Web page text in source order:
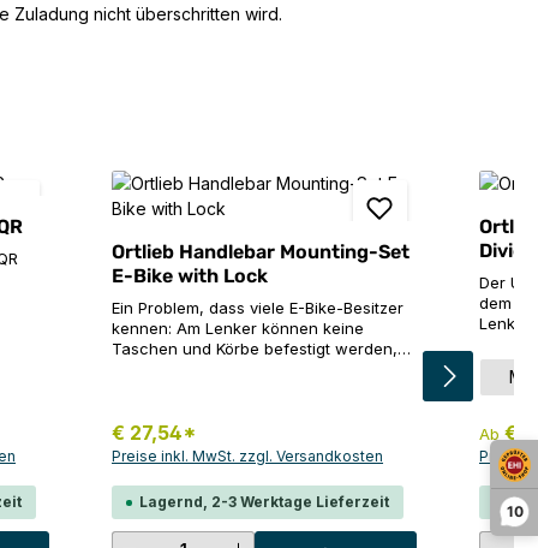
10
Zuladung nicht überschritten wird.
für
Ortlieb Handlebar Mounting-Set
E-Bike with Lock
Ein Problem, dass viele E-Bike-Besitzer
kennen: Am Lenker können keine
Taschen und Körbe befestigt werden,
Abhilfe, ohne dass das Display versetzt
werden muss. Der abschließbare
Adapter wird mit der bewährten
Seilbefestigung am Lenker montiert. So
ermöglicht er das diebstahlsichere
Anbringen von ORTLIEB Lenkertaschen
€ 27,54*
Preise inkl. MwSt. zzgl. Versandkosten
Lagernd, 2-3 Werktage Lieferzeit
Der
dem
auf
und
gB x
M
Ab€
Preise